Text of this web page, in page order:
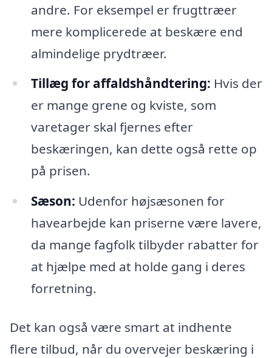
andre. For eksempel er frugttræer
mere komplicerede at beskære end
almindelige prydtræer.
Tillæg for affaldshåndtering: Hvis der
er mange grene og kviste, som
varetager skal fjernes efter
beskæringen, kan dette også rette op
på prisen.
Sæson: Udenfor højsæsonen for
havearbejde kan priserne være lavere,
da mange fagfolk tilbyder rabatter for
at hjælpe med at holde gang i deres
forretning.
Det kan også være smart at indhente
flere tilbud, når du overvejer beskæring i